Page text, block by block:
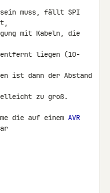
sein muss, fällt SPI
mit Kabeln, die
entfernt liegen (10-
ist dann der Abstand
zu groß.
die auf einem AVR